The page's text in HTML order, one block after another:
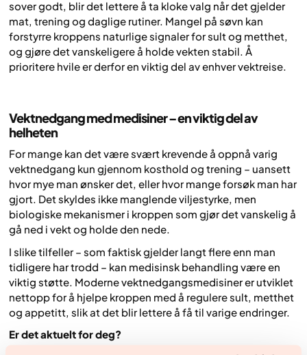
sover godt, blir det lettere å ta kloke valg når det gjelder
mat, trening og daglige rutiner. Mangel på søvn kan
forstyrre kroppens naturlige signaler for sult og metthet,
og gjøre det vanskeligere å holde vekten stabil. Å
prioritere hvile er derfor en viktig del av enhver vektreise.
Vektnedgang med medisiner – en viktig del av
helheten
For mange kan det være svært krevende å oppnå varig
vektnedgang kun gjennom kosthold og trening – uansett
hvor mye man ønsker det, eller hvor mange forsøk man har
gjort. Det skyldes ikke manglende viljestyrke, men
biologiske mekanismer i kroppen som gjør det vanskelig å
gå ned i vekt og holde den nede.
I slike tilfeller – som faktisk gjelder langt flere enn man
tidligere har trodd – kan medisinsk behandling være en
viktig støtte. Moderne vektnedgangsmedisiner er utviklet
nettopp for å hjelpe kroppen med å regulere sult, metthet
og appetitt, slik at det blir lettere å få til varige endringer.
Er det aktuelt for deg?